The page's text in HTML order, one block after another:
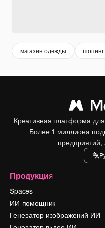
магазин одежды шопинг
Креативная платформа
Более 1 миллиона
предприятий,
Продукция
Spaces
ИИ-помощник
Генератор изображений ИИ